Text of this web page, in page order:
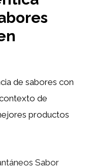
de sabores con
de
productos
Sabor